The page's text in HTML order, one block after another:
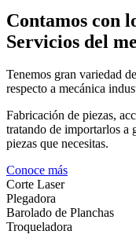
Contamos con
Servicios del
Tenemos gran variedad
respecto a mecánica
Fabricación de piezas,
tratando de importarlos a
piezas que necesitas.
Conoce más
Corte Laser
Plegadora
Barolado de Planchas
Troqueladora